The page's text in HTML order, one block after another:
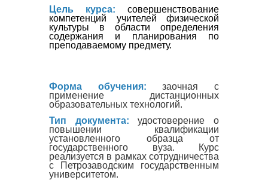
Цель курса: совершенствование
компетенций учителей физической
культуры в области определения
содержания и планирования по
преподаваемому предмету.
Форма обучения: заочная с
применение дистанционных
образовательных технологий.
Тип документа:удостоверение о
повышении квалификации
установленного образца от
государственного вуза. Курс
реализуется в рамках сотрудничества
с Петрозаводским государственным
университетом.